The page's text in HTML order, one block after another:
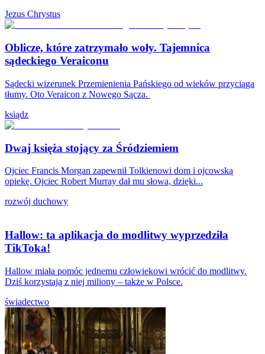
Jezus Chrystus
Oblicze, które zatrzymało woły. Tajemnica
sądeckiego Veraiconu
Sądecki wizerunek Przemienienia Pańskiego od wieków przyciąga
tłumy. Oto Veraicon z Nowego Sącza.
ksiądz
Dwaj księża stojący za Śródziemiem
Ojciec Francis Morgan zapewnił Tolkienowi dom i ojcowską
opiekę. Ojciec Robert Murray dał mu słowa, dzięki...
rozwój duchowy
Hallow: ta aplikacja do modlitwy wyprzedziła
TikToka!
Hallow miała pomóc jednemu człowiekowi wrócić do modlitwy.
Dziś korzystają z niej miliony – także w Polsce.
świadectwo